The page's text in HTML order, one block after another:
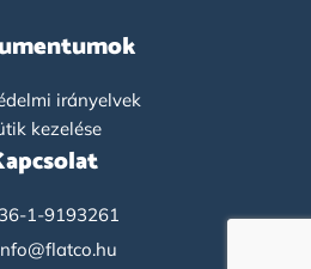
irányelvek
kezelése
1-9193261